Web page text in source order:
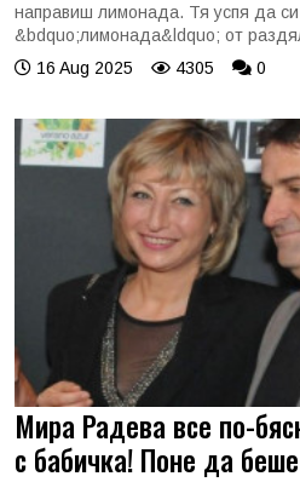
направиш лимонада. Тя успя да си
&bdquo;лимонада&ldquo; от
16 Aug 2025
4305 0
Мира Радева все по-
с бабичка! Поне да